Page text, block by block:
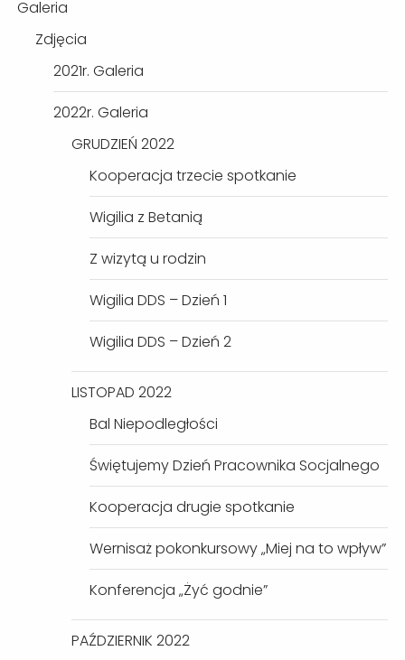
Galeria
Zdjęcia
2021r. Galeria
2022r. Galeria
GRUDZIEŃ 2022
Kooperacja trzecie spotkanie
Wigilia z Betanią
Z wizytą u rodzin
Wigilia DDS – Dzień 1
Wigilia DDS – Dzień 2
LISTOPAD 2022
Bal Niepodległości
Świętujemy Dzień Pracownika Socjalnego
Kooperacja drugie spotkanie
Wernisaż pokonkursowy „Miej na to wpływ”
Konferencja „Żyć godnie”
PAŹDZIERNIK 2022